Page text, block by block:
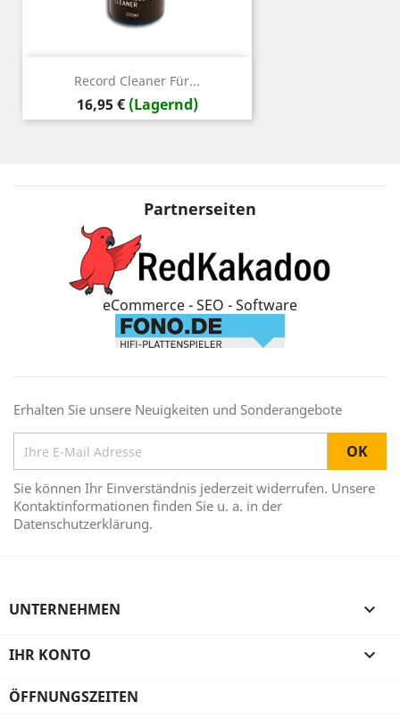
Record Cleaner Für...
Preis
16,95 € (Lagernd)
Partnerseiten
eCommerce - SEO - Software
Erhalten Sie unsere Neuigkeiten und Sonderangebote
Sie können Ihr Einverständnis jederzeit widerrufen. Unsere
Kontaktinformationen finden Sie u. a. in der
Datenschutzerklärung.
UNTERNEHMEN 
IHR KONTO 
ÖFFNUNGSZEITEN